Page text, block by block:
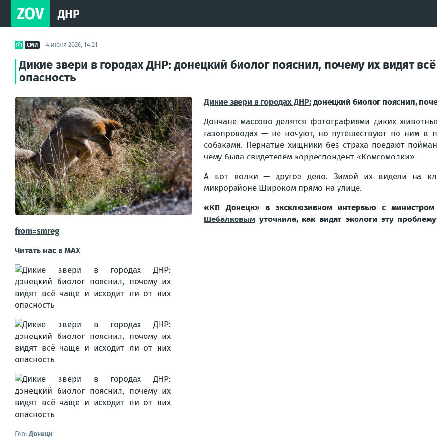
ZOV ДНР
СМИ 4 июня 2026, 14:21
Дикие звери в городах ДНР: донецкий биолог пояснил, почему их видят
опасность
Дикие звери в городах ДНР:донецкий биолог пояснил,
Дончане массово делятся фотографиями диких
газопроводах — не ночуют, но путешествуют по ним в
собаками. Пернатые хищники без страха поедают
чему была свидетелем корреспондент «Комсомолки».
А вот волки — другое дело. Зимой их видели на
микрорайоне Широком прямо на улице.
«КП Донецк» в эксклюзивном интервью с
Шебалковым уточнила, как видят экологи эту
from=smreg
Читать нас в МАХ
Гео:Донецк